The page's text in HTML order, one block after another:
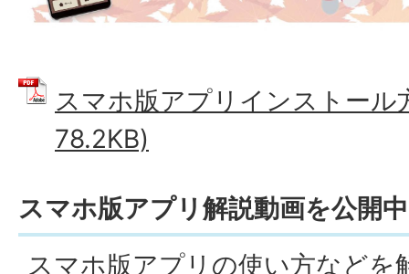
スマホ版アプリインストール
78.2KB)
スマホ版アプリ解説動画を公開
スマホ版アプリの使い方などを